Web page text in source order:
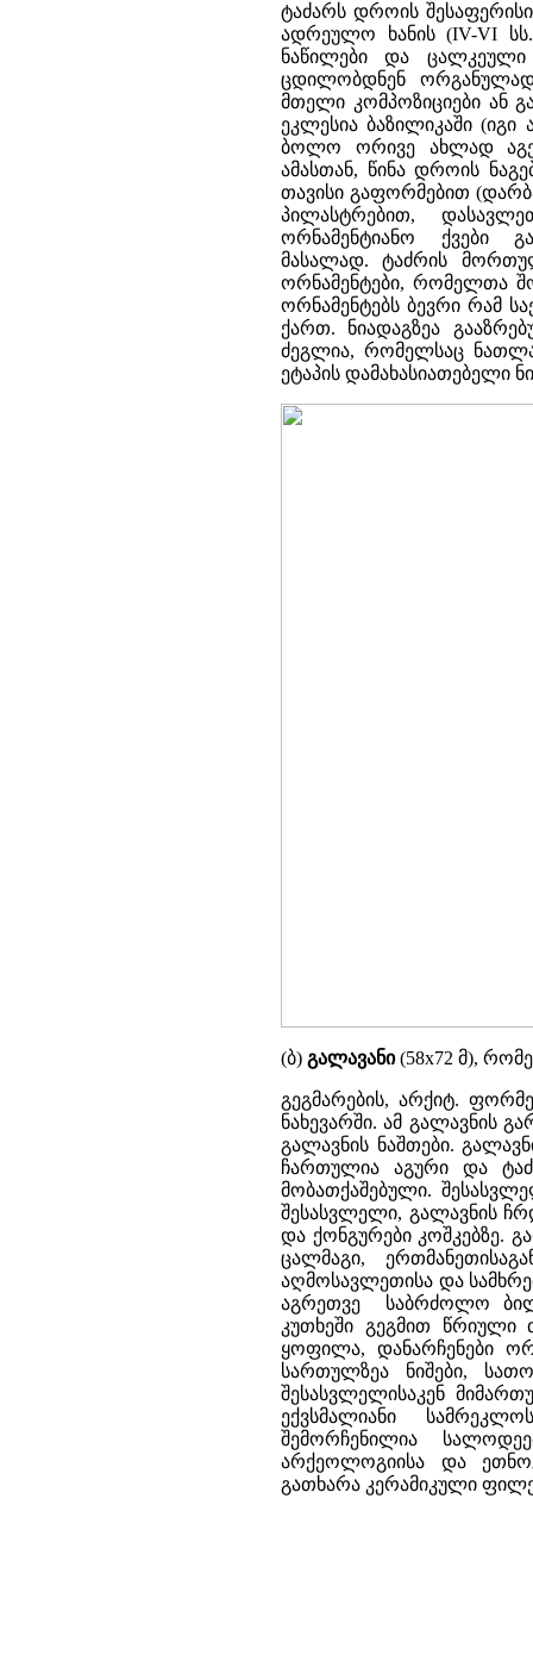
ტაძარს დროის
ადრეულო ხანის (IV-VI
ნაწილები და ცალკეული
ცდილობდნენ ორგანულად
მთელი კომპოზიციები ან
ეკლესია ბაზილიკაში
ბოლო ორივე ახლად
ამასთან, წინა დროის
თავისი გაფორმებით
პილასტრებით,
ორნამენტიანო ქვები
მასალად. ტაძრის
ორნამენტები, რომელთა
ორნამენტებს ბევრი რამ
ქართ. ნიადაგზეა
ძეგლია, რომელსაც
ეტაპის დამახასიათებელი
(ბ) გალავანი(58x72 მ),
გეგმარების, არქიტ.
ნახევარში. ამ
გალავნის ნაშთები.
ჩართულია აგური და
მობათქაშებული.
შესასვლელი, გალავნის
და ქონგურები კოშკებზე.
ცალმაგი,
აღმოსავლეთისა და
აგრეთვე საბრძოლო
კუთხეში გეგმით წრიული
ყოფილა, დანარჩენები
სართულზეა ნიშები,
შესასვლელისაკენ
ექვსმალიანი
შემორჩენილია
არქეოლოგიისა და
გათხარა კერამიკული